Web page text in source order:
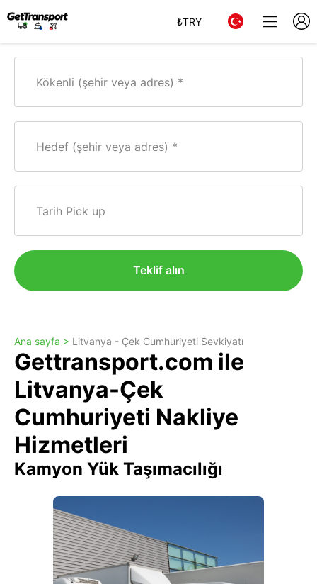
₺TRY
Kökenli (şehir veya adres)
Hedef (şehir veya adres)
Tarih Pick up
Teklif alın
Ana sayfa > Litvanya - Çek Cumhuriyeti Sevkiyatı
Gettransport.com ile
Litvanya-Çek
Cumhuriyeti Nakliye
Hizmetleri
Kamyon Yük Taşımacılığı